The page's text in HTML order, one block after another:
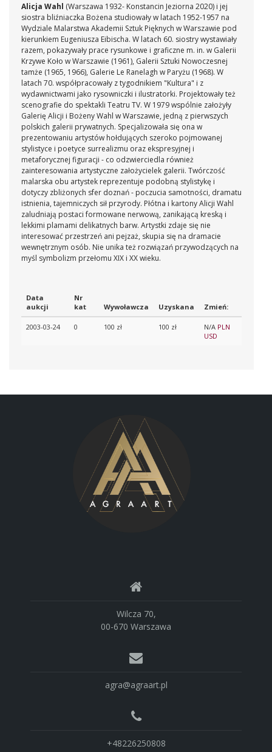
Alicja Wahl (Warszawa 1932- Konstancin Jeziorna 2020) i jej
siostra bliźniaczka Bożena studiowały w latach 1952-1957 na
Wydziale Malarstwa Akademii Sztuk Pięknych w Warszawie pod
kierunkiem Eugeniusza Eibischa. W latach 60. siostry wystawiały
razem, pokazywały prace rysunkowe i graficzne m. in. w Galerii
Krzywe Koło w Warszawie (1961), Galerii Sztuki Nowoczesnej
tamże (1965, 1966), Galerie Le Ranelagh w Paryżu (1968). W
latach 70. współpracowały z tygodnikiem "Kultura" i z
wydawnictwami jako rysowniczki i ilustratorki. Projektowały też
scenografie do spektakli Teatru TV. W 1979 wspólnie założyły
Galerię Alicji i Bożeny Wahl w Warszawie, jedną z pierwszych
polskich galerii prywatnych. Specjalizowała się ona w
prezentowaniu artystów hołdujących szeroko pojmowanej
stylistyce i poetyce surrealizmu oraz ekspresyjnej i
metaforycznej figuracji - co odzwierciedla również
zainteresowania artystyczne założycielek galerii. Twórczość
malarska obu artystek reprezentuje podobną stylistykę i
dotyczy zbliżonych sfer doznań - poczucia samotności, dramatu
istnienia, tajemniczych sił przyrody. Płótna i kartony Alicji Wahl
zaludniają postaci formowane nerwową, zanikającą kreską i
lekkimi plamami delikatnych barw. Artystki zdaje się nie
interesować przestrzeń ani pejzaż, skupia się na dramacie
wewnętrznym osób. Nie unika też rozwiązań przywodzących na
myśl symbolizm przełomu XIX i XX wieku.
Data
aukcji
Nr
kat
Wywoławcza Uzyskana Zmień:
2003-03-24 0 100 zł 100 zł N/A PLN
USD
Wilcza 70,
00-670 Warszawa
agra@agraart.pl
+48226250808